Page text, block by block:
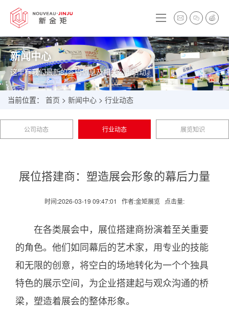
新闻中心
这里有我们最新的签约信息及相关公司活动。
当前位置： 首页 > 新闻中心 > 行业动态
公司动态 行业动态 展览知识
展位搭建商：塑造展会形象的幕后力量
时间:2026-03-19 09:47:01 作者:金矩展览 点击量:
在各类展会中，展位搭建商扮演着至关重要
的角色。他们如同幕后的艺术家，用专业的技能
和无限的创意，将空白的场地转化为一个个独具
特色的展示空间，为企业搭建起与观众沟通的桥
梁，塑造着展会的整体形象。